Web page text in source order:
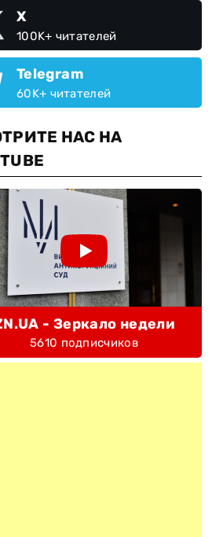
X
100K+ читателей
Telegram
60K+ читателей
НАС НА
- Зеркало недели
5610 подписчиков